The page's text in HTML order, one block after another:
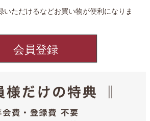
いただけるなどお買い物が便利になりま
会員登録